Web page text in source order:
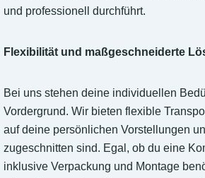
und professionell durchführt.
Flexibilität und maßgeschneiderte
Bei uns stehen deine individuellen
Vordergrund. Wir bieten flexible
auf deine persönlichen Vorstellungen
zugeschnitten sind. Egal, ob du eine
inklusive Verpackung und Montage